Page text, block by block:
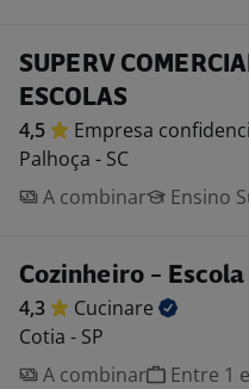
SUPERV
ESCOLAS
4,5 Empresa
Palhoça - SC
A combinar
Ensino
Cozinheiro -
4,3
Cucinare
Cotia - SP
A combinar
Entre 1